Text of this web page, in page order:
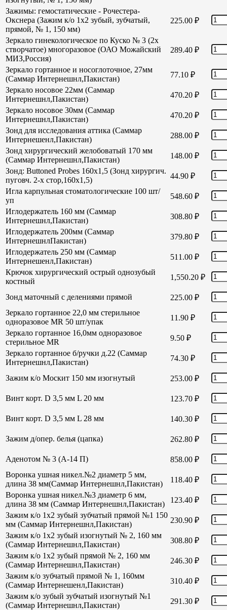
Зажимы: гемостатические - Рочестера-
Окснера (Зажим к/о 1х2 зубый, зубчатый,
прямой, № 1, 150 мм)
225.00 ₽
Зеркало гинекологическое по Куско № 3 (2х
створчатое) многоразовое (ОАО Можайский
МИЗ,Россия)
289.40 ₽
Зеркало гортанное и носоглоточное, 27мм
(Саммар Интернешнл,Пакистан)
77.10 ₽
Зеркало носовое 22мм (Саммар
Интернешнл,Пакистан)
470.20 ₽
Зеркало носовое 30мм (Саммар
Интернешнл,Пакистан)
470.20 ₽
Зонд для исследования аттика (Саммар
Интернешенл,Пакистан)
288.00 ₽
Зонд хирургический желобоватый 170 мм
(Саммар Интернешнл,Пакистан)
148.00 ₽
Зонд: Buttoned Probes 160х1,5 (Зонд хирургич.
пуговч. 2-х стор,160х1,5)
44.90 ₽
Игла карпульная стоматологические 100 шт/
уп
548.60 ₽
Иглодержатель 160 мм (Саммар
Интернешнл,Пакистан)
308.80 ₽
Иглодержатель 200мм (Саммар
ИнтернешнлПакистан)
379.80 ₽
Иглодержатель 250 мм (Саммар
Интернешенл,Пакистан)
511.00 ₽
Крючок хирургический острый однозубый
костный
1,550.20 ₽
Зонд маточный с делениями прямой 225.00 ₽
Зеркало гортанное 22,0 мм стерильное
одноразовое MR 50 шт/упак
11.90 ₽
Зеркало гортанное 16,0мм одноразовое
стерильное MR
9.50 ₽
Зеркало гортанное б/ручки д.22 (Саммар
Интернешнл,Пакистан)
74.30 ₽
Зажим к/о Москит 150 мм изогнутый 253.00 ₽
Винт корт. D 3,5 мм L 20 мм 123.70 ₽
Винт корт. D 3,5 мм L 28 мм 140.30 ₽
Зажим д/опер. белья (цапка) 262.80 ₽
Аденотом № 3 (А-14 П) 858.00 ₽
Воронка ушная никел.№2 диаметр 5 мм,
длина 38 мм(Саммар Интернешнл,Пакистан)
118.40 ₽
Воронка ушная никел.№3 диаметр 6 мм,
длина 38 мм (Саммар Интернешнл,Пакистан)
123.40 ₽
Зажим к/о 1х2 зубый зубчатый прямой №1 150
мм (Саммар Интернешнл,Пакистан)
230.90 ₽
Зажим к/о 1х2 зубый изогнутый № 2, 160 мм
(Саммар Интернешнл,Пакистан)
308.80 ₽
Зажим к/о 1х2 зубый прямой № 2, 160 мм
(Саммар Интернешнл,Пакистан)
246.30 ₽
Зажим к/о зубчатый прямой № 1, 160мм
(Саммар Интернешенл,Пакистан)
310.40 ₽
Зажим к/о зубый зубчатый изогнутый №1
(Саммар Интернешнл,Пакистан)
291.30 ₽